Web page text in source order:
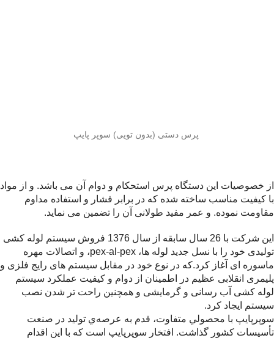
پرس دستی (بدون تویی) سوپر پایپ
از خصوصیات این دستگاه پرس استحکام و دوام آن می باشد. و از مواد
با کیفیت مناسب ساخته شده که در برابر فشار و استفاده مداوم
مقاومت نموده. و عمر مفید طولانی آن را تضمین می نماید.
این شرکت با 26 سال سابقه از سال 1376 فروش سیستم لوله کشی
تولیدی خود را با نسل جديد لوله ها، pex-al-pex، و اتصالات مهره
ماسوره ای آغاز كرد.که در نوع خود در مقابل سیستم های رایج فلزی و
پلیمری انقلابی عظیم در اطمينان از دوام و كيفيت عملكرد سيستم
لوله کشی آب رسانی و گرمایشی و همچنين راحت تر شدن نصب
سيستم ايجاد کرد.
سوپرپايپ با محصولي متفاوت، قدم به عرصه‌ي توليد در صنعت
تأسيسات كشور گذاشت. ‌افتخار سوپرپايپ است كه با اين اقدام